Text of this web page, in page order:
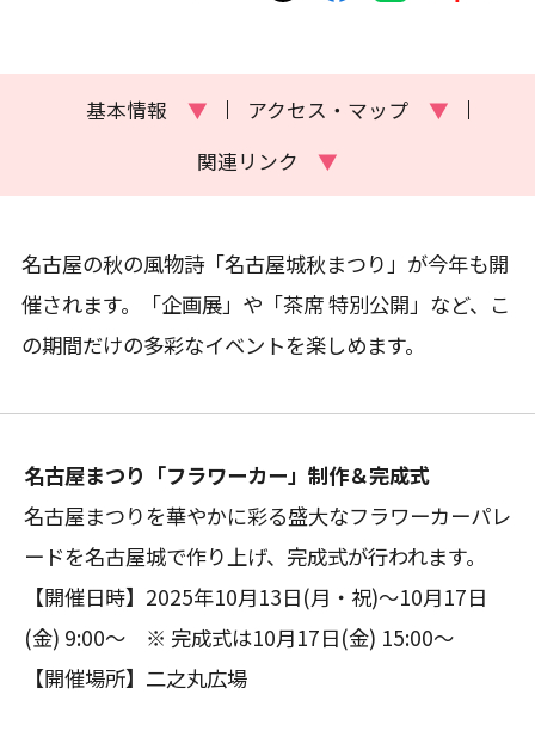
基本情報 ▼ アクセス・マップ
▼
関連リンク
▼
名古屋の秋の風物詩「名古屋城秋まつり」が今年も開
催されます。「企画展」や「茶席 特別公開」など、こ
の期間だけの多彩なイベントを楽しめます。
名古屋まつり「フラワーカー」制作＆完成式
名古屋まつりを華やかに彩る盛大なフラワーカーパレ
ードを名古屋城で作り上げ、完成式が行われます。
【開催日時】2025年10月13日(月・祝)～10月17日
(金) 9:00～ ※ 完成式は10月17日(金) 15:00～
【開催場所】二之丸広場